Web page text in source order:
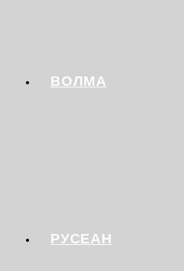
ВОЛМА
РУСЕАН